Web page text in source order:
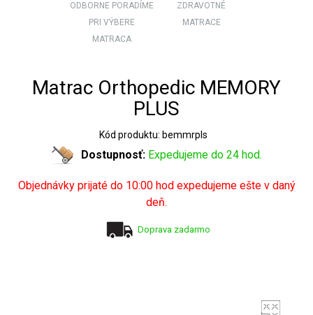
ODBORNE PORADÍME
PRI VÝBERE
MATRACA
ZDRAVOTNÉ
MATRACE
Matrac Orthopedic MEMORY
PLUS
Kód produktu: bemmrpls
Dostupnosť: Expedujeme do 24 hod.
Objednávky prijaté do 10:00 hod expedujeme ešte v daný
deň.
Doprava zadarmo